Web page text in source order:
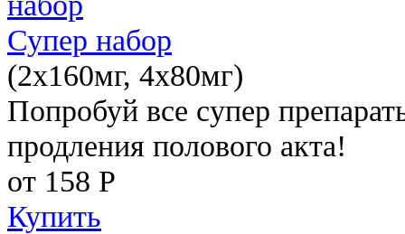
Супер набор
(2х160мг, 4х80мг)
Попробуй все супер
продления полового акта!
от 158 Р
Купить